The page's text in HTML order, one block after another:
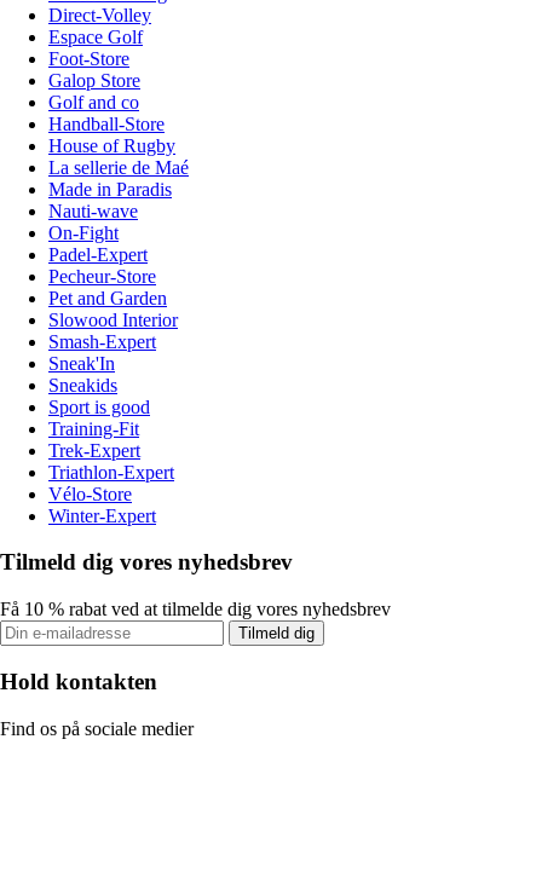
Direct-Volley
Espace Golf
Foot-Store
Galop Store
Golf and co
Handball-Store
House of Rugby
La sellerie de Maé
Made in Paradis
Nauti-wave
On-Fight
Padel-Expert
Pecheur-Store
Pet and Garden
Slowood Interior
Smash-Expert
Sneak'In
Sneakids
Sport is good
Training-Fit
Trek-Expert
Triathlon-Expert
Vélo-Store
Winter-Expert
Tilmeld dig vores nyhedsbrev
Få 10 % rabat ved at tilmelde dig vores nyhedsbrev
Tilmeld dig
Hold kontakten
Find os på sociale medier